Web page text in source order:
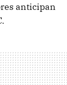
anticipan